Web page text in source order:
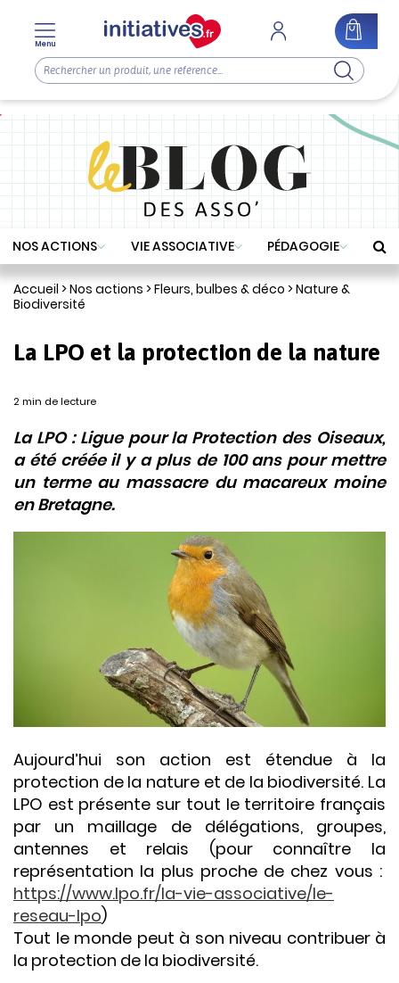
NOS ACTIONS VIE ASSOCIATIVE PÉDAGOGIE
Accueil >Nos actions >Fleurs, bulbes & déco >Nature &
Biodiversité
La LPO et la protection de la nature
2 min de lecture
La LPO : Ligue pour la Protection des Oiseaux,
a été créée il y a plus de 100 ans pour mettre
un terme au massacre du macareux moine
en Bretagne.
Aujourd’hui son action est étendue à la
protection de la nature et de la biodiversité. La
LPO est présente sur tout le territoire français
par un maillage de délégations, groupes,
antennes et relais (pour connaître la
représentation la plus proche de chez vous :
https://www.lpo.fr/la-vie-associative/le-
reseau-lpo)
Tout le monde peut à son niveau contribuer à
la protection de la biodiversité.
Menu